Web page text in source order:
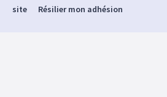
site Résilier mon adhésion